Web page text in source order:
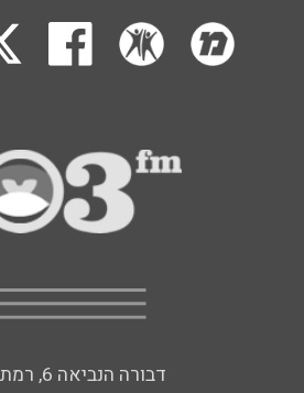
דבורה הנביאה 6, רמת השרון